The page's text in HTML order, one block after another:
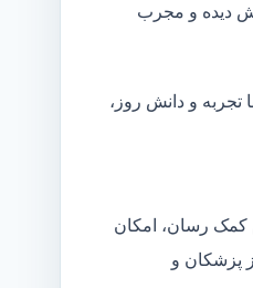
دیده و مجرب
تجربه و دانش روز،
کمک رسان، امکان
پزشکان و